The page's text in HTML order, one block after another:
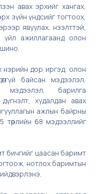
авах эрхийг хангах,
зүйн үндсийг тогтоох,
явуулах, нээлттэй,
үйл ажиллагаанд олон
нэрийн дор иргэд, олон
байсан мэдээлэл,
мэдээлэл, барилга
худалдан авах
ажлын байрны
68 мэдээллийг
бичгийг цаасан баримт
нотлох баримтын